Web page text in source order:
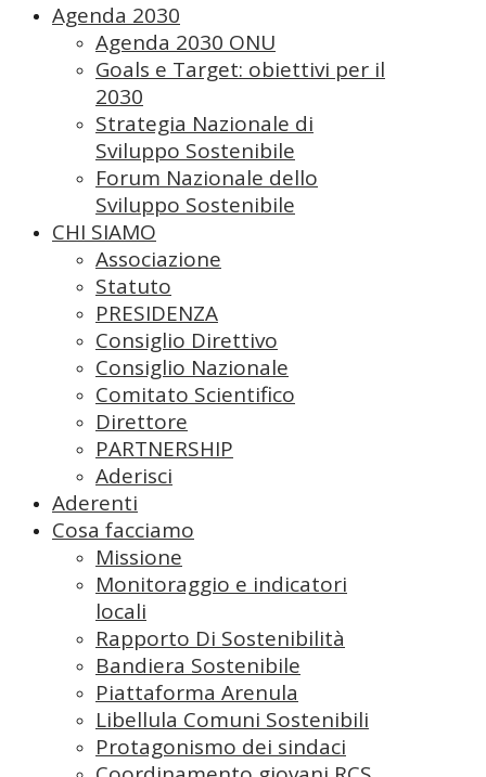
Agenda 2030
Agenda 2030 ONU
Goals e Target: obiettivi per il
2030
Strategia Nazionale di
Sviluppo Sostenibile
Forum Nazionale dello
Sviluppo Sostenibile
CHI SIAMO
Associazione
Statuto
PRESIDENZA
Consiglio Direttivo
Consiglio Nazionale
Comitato Scientifico
Direttore
PARTNERSHIP
Aderisci
Aderenti
Cosa facciamo
Missione
Monitoraggio e indicatori
locali
Rapporto Di Sostenibilità
Bandiera Sostenibile
Piattaforma Arenula
Libellula Comuni Sostenibili
Protagonismo dei sindaci